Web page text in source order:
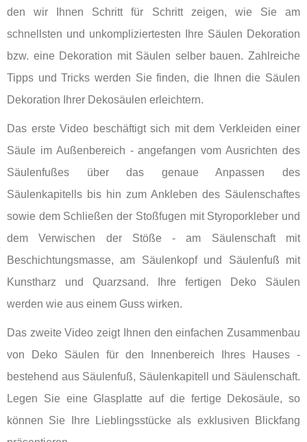
den wir Ihnen Schritt für Schritt zeigen, wie Sie am
schnellsten und unkompliziertesten Ihre Säulen Dekoration
bzw. eine Dekoration mit Säulen selber bauen. Zahlreiche
Tipps und Tricks werden Sie finden, die Ihnen die Säulen
Dekoration Ihrer Dekosäulen erleichtern.
Das erste Video beschäftigt sich mit dem Verkleiden einer
Säule im Außenbereich - angefangen vom Ausrichten des
Säulenfußes über das genaue Anpassen des
Säulenkapitells bis hin zum Ankleben des Säulenschaftes
sowie dem Schließen der Stoßfugen mit Styroporkleber und
dem Verwischen der Stöße - am Säulenschaft mit
Beschichtungsmasse, am Säulenkopf und Säulenfuß mit
Kunstharz und Quarzsand. Ihre fertigen Deko Säulen
werden wie aus einem Guss wirken.
Das zweite Video zeigt Ihnen den einfachen Zusammenbau
von Deko Säulen für den Innenbereich Ihres Hauses -
bestehend aus Säulenfuß, Säulenkapitell und Säulenschaft.
Legen Sie eine Glasplatte auf die fertige Dekosäule, so
können Sie Ihre Lieblingsstücke als exklusiven Blickfang